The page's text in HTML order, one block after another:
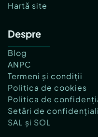
Hartă site
Despre
Blog
ANPC
Termeni și condiții
Politica de cookies
Politica de
Setări de
SAL și SOL